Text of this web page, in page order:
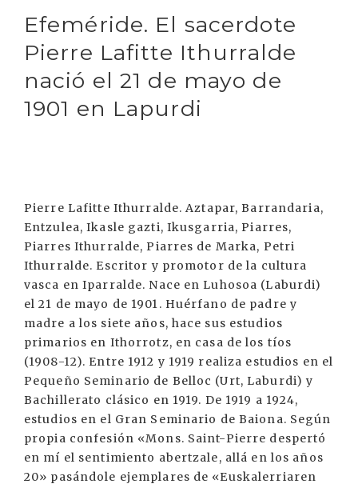
Efeméride. El sacerdote
Pierre Lafitte Ithurralde
nació el 21 de mayo de
1901 en Lapurdi
Pierre Lafitte Ithurralde. Aztapar, Barrandaria,
Entzulea, Ikasle gazti, Ikusgarria, Piarres,
Piarres Ithurralde, Piarres de Marka, Petri
Ithurralde. Escritor y promotor de la cultura
vasca en Iparralde. Nace en Luhosoa (Laburdi)
el 21 de mayo de 1901. Huérfano de padre y
madre a los siete años, hace sus estudios
primarios en Ithorrotz, en casa de los tíos
(1908-12). Entre 1912 y 1919 realiza estudios en el
Pequeño Seminario de Belloc (Urt, Laburdi) y
Bachillerato clásico en 1919. De 1919 a 1924,
estudios en el Gran Seminario de Baiona. Según
propia confesión «Mons. Saint-Pierre despertó
en mí el sentimiento abertzale, allá en los años
20» pasándole ejemplares de «Euskalerriaren